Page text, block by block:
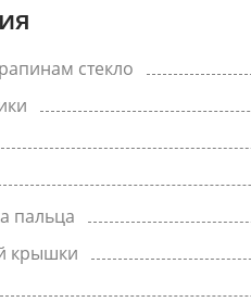
стекло
пальца
крышки